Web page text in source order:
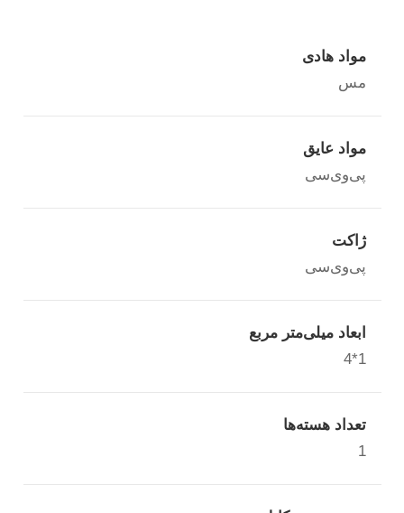
مواد هادی
مس
مواد عایق
پی‌وی‌سی
ژاکت
پی‌وی‌سی
ابعاد میلی‌متر مربع
1*4
تعداد هسته‌ها
1